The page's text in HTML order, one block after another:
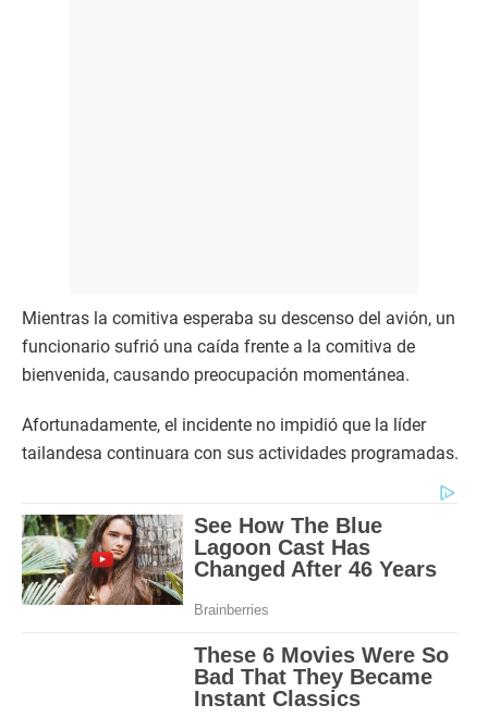
Mientras la comitiva esperaba su descenso del avión, un
funcionario sufrió una caída frente a la comitiva de
bienvenida, causando preocupación momentánea.
Afortunadamente, el incidente no impidió que la líder
tailandesa continuara con sus actividades programadas.